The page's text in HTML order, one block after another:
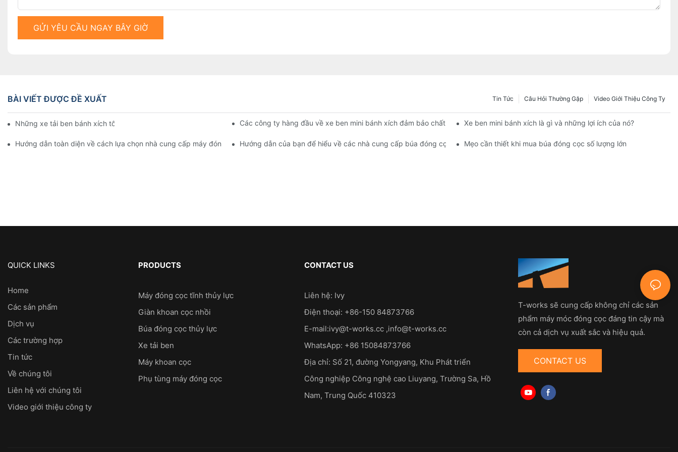
GỬI YÊU CẦU NGAY BÂY GIỜ
BÀI VIẾT ĐƯỢC ĐỀ XUẤT Video Giới Thiệu Công Ty
Câu Hỏi Thường Gặp
Tin Tức
Những xe tải ben bánh xích tốt nhất trên thị trường hiện nay Các công ty hàng đầu về xe ben mini bánh xích đảm bảo chất lượngXe ben mini bánh xích là gì và những lợi ích của nó?
Hướng dẫn toàn diện về cách lựa chọn nhà cung cấp máy đóng cọc Hướng dẫn của bạn để hiểu về các nhà cung cấp búa đóng cọc thủy lựcMẹo cần thiết khi mua búa đóng cọc số lượng lớn
QUICK LINKS
Home
Các sản phẩm
Dịch vụ
Các trường hợp
Tin tức
Về chúng tôi
Liên hệ với chúng tôi
Video giới thiệu công ty
PRODUCTS
Máy đóng cọc tĩnh thủy lực
Giàn khoan cọc nhồi
Búa đóng cọc thủy lực
Xe tải ben
Máy khoan cọc
Phụ tùng máy đóng cọc
CONTACT US
Liên hệ: Ivy
Điện thoại: +86-150 84873766
E-mail:ivy@t-works.cc,info@t-works.cc
WhatsApp: +86 15084873766
Địa chỉ: Số 21, đường Yongyang, Khu Phát triển
Công nghiệp Công nghệ cao Liuyang, Trường Sa, Hồ
Nam, Trung Quốc 410323
T-works sẽ cung cấp không chỉ các sản
phẩm máy móc đóng cọc đáng tin cậy mà
còn cả dịch vụ xuất sắc và hiệu quả.
CONTACT US